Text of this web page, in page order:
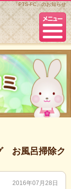
「PTS-FC」のお知らせ
お風呂掃除ク
2016年07月28日